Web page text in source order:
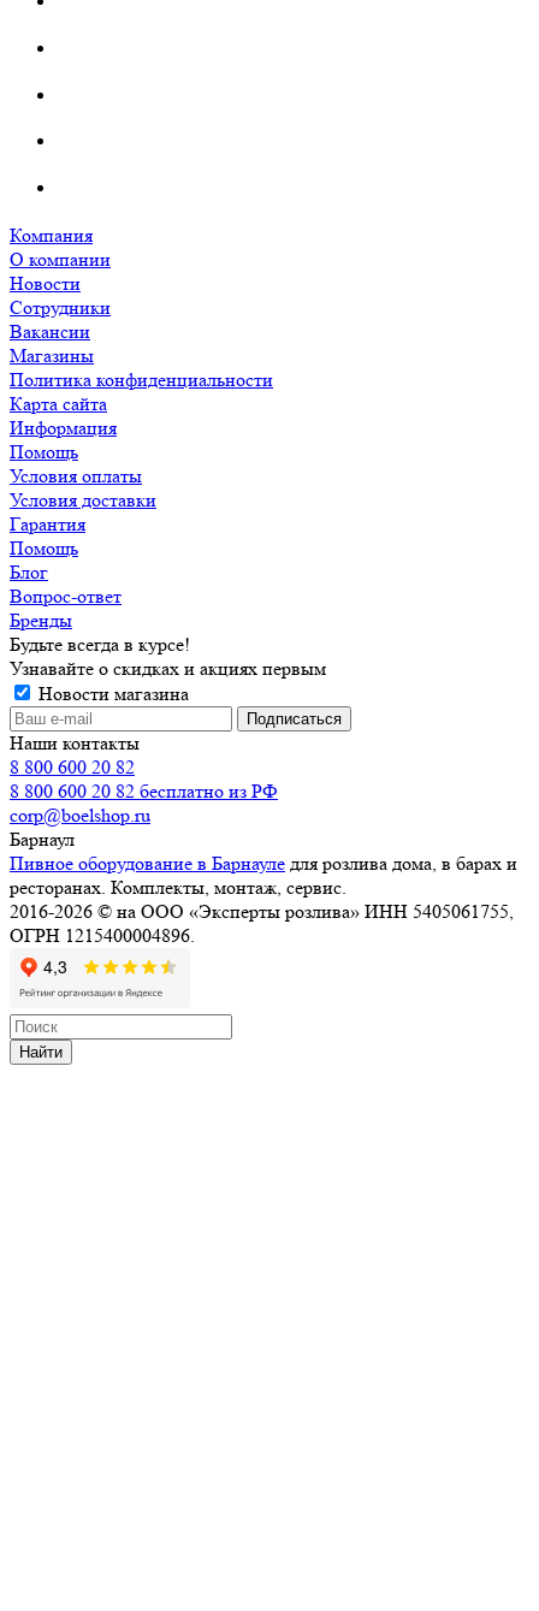
Компания
О компании
Новости
Сотрудники
Вакансии
Магазины
Политика конфиденциальности
Карта сайта
Информация
Помощь
Условия оплаты
Условия доставки
Гарантия
Помощь
Блог
Вопрос-ответ
Бренды
Будьте всегда в курсе!
Узнавайте о скидках и акциях первым
Новости магазина
Наши контакты
8 800 600 20 82
8 800 600 20 82 бесплатно из РФ
corp@boelshop.ru
Барнаул
Пивное оборудование в Барнауле для розлива дома, в барах и
ресторанах. Комплекты, монтаж, сервис.
2016-2026 © на ООО «Эксперты розлива» ИНН 5405061755,
ОГРН 1215400004896.
Найти